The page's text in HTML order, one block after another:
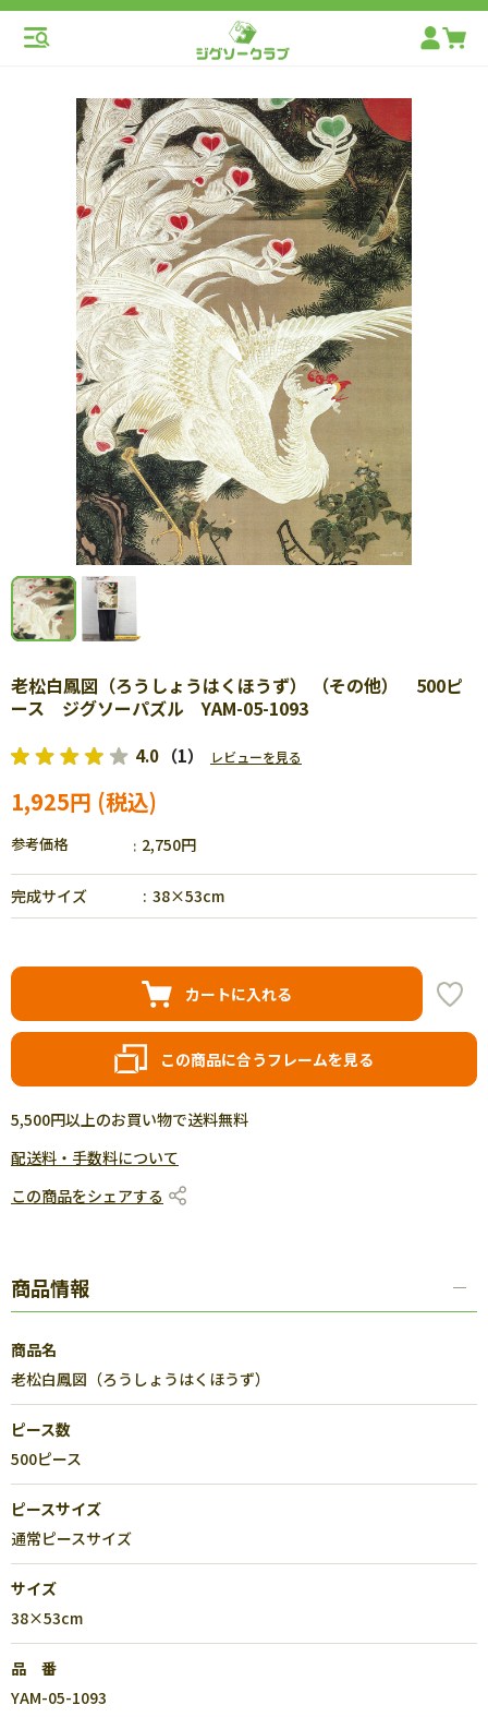
老松白鳳図（ろうしょうはくほうず） （その他） 500ピ
ース ジグソーパズル YAM-05-1093
4.0 （1） レビューを見る
1,925円
参考価格 2,750円
完成サイズ 38×53cm
カートに入れる
この商品に合うフレームを見る
5,500円以上のお買い物で送料無料
配送料・手数料について
この商品をシェアする
商品情報
商品名
老松白鳳図（ろうしょうはくほうず）
ピース数
500ピース
ピースサイズ
通常ピースサイズ
サイズ
38×53cm
品 番
YAM-05-1093